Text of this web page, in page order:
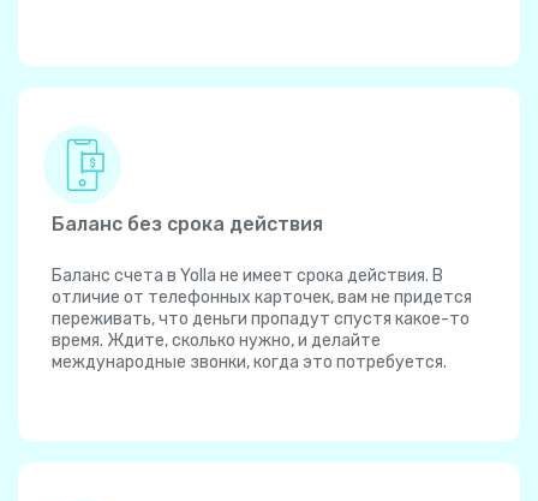
Баланс без срока действия
Баланс счета в Yolla не имеет срока действия. В
отличие от телефонных карточек, вам не придется
переживать, что деньги пропадут спустя какое-то
время. Ждите, сколько нужно, и делайте
международные звонки, когда это потребуется.